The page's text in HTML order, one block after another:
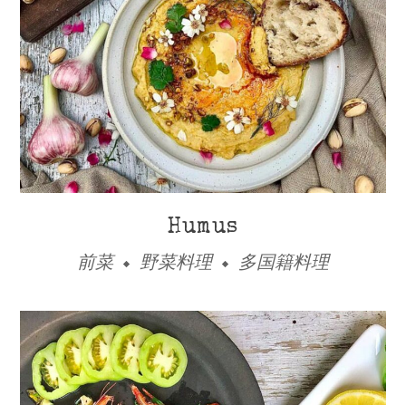
Humus
前菜 野菜料理 多国籍料理